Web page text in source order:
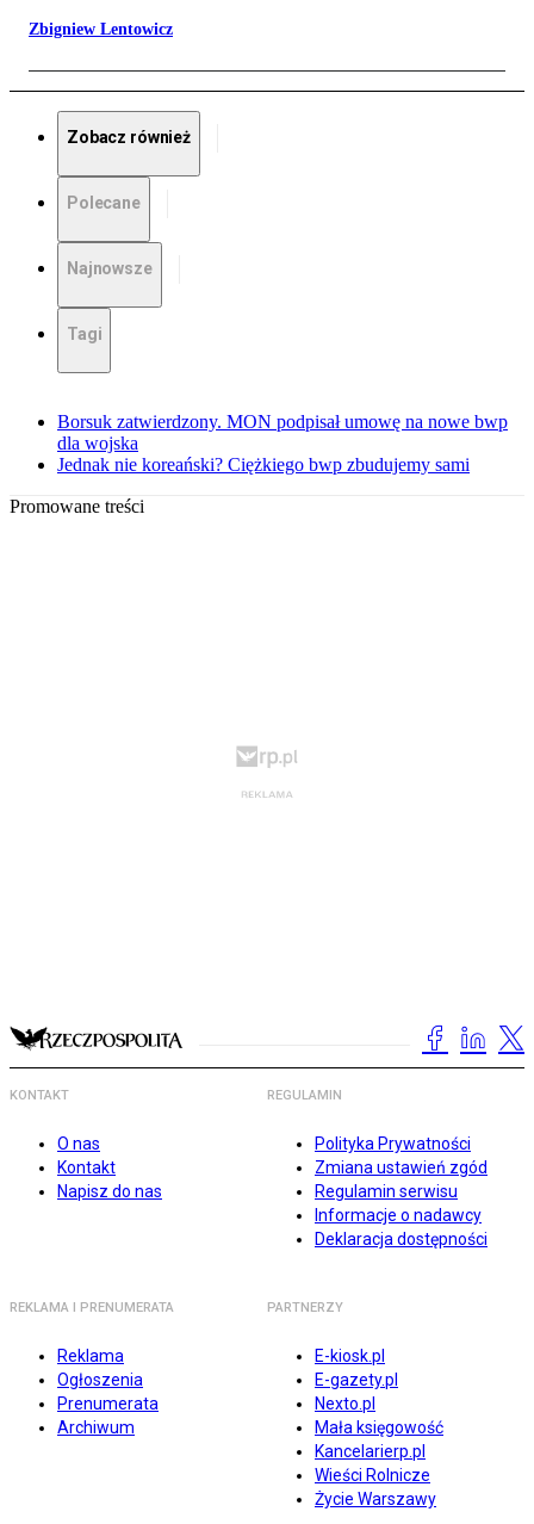
Zbigniew Lentowicz
Zobacz również
Polecane
Najnowsze
Tagi
Borsuk zatwierdzony. MON podpisał umowę na nowe bwp
dla wojska
Jednak nie koreański? Ciężkiego bwp zbudujemy sami
Promowane treści
KONTAKT
O nas
Kontakt
Napisz do nas
REGULAMIN
Polityka Prywatności
Zmiana ustawień zgód
Regulamin serwisu
Informacje o nadawcy
Deklaracja dostępności
REKLAMA I PRENUMERATA
Reklama
Ogłoszenia
Prenumerata
Archiwum
PARTNERZY
E-kiosk.pl
E-gazety.pl
Nexto.pl
Mała księgowość
Kancelarierp.pl
Wieści Rolnicze
Życie Warszawy